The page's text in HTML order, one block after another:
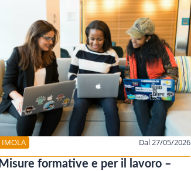
IMOLA Dal 27/05/2026
Misure formative e per il lavoro –